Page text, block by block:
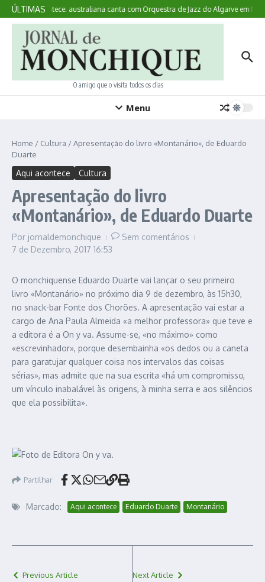
Ir para o conteúdo
ÚLTIMAS
Aqui Acontece: australiana canta com Orquestra de Jazz do Algarve em
O amigo que o visita todos os dias
Menu
Home / Cultura /Apresentação do livro «Montanário», de Eduardo
Duarte
Aqui acontece Cultura
Apresentação do livro
«Montanário», de Eduardo Duarte
Por jornaldemonchique
Sem comentários
7 de Dezembro, 2017 16:53
O monchiquense Eduardo Duarte vai lançar o seu primeiro
livro «Montanário» no próximo dia 9 de dezembro, às 15h30,
no snack-bar Fonte dos Chorões. A apresentação vai estar a
cargo de Ana Paula Almeida «a melhor professora» que teve e
a editora é a On y va. Assume-se, «no máximo» como
«escrevinhador», porque desembainha «os dedos ou a caneta
para garatujar qualquer coisa nos intervalos das coisas
sérias», mas admite que na sua escrita «há um compromisso,
um vínculo inabalável às origens, à minha serra e aos silêncios
que ela possibilita».
Partilhar
Marcado: Aqui acontece Eduardo Duarte Montanário
Previous Article Next Article